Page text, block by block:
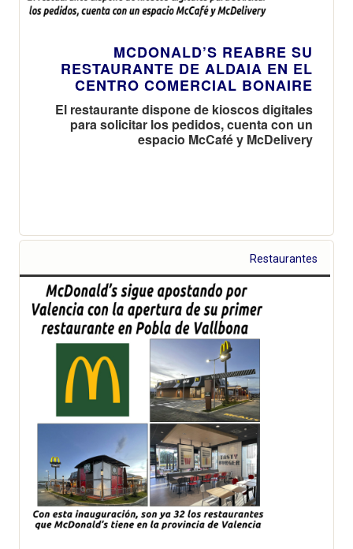
MCDONALD’S REABRE SU
RESTAURANTE DE ALDAIA EN EL
CENTRO COMERCIAL BONAIRE
El restaurante dispone de kioscos digitales
para solicitar los pedidos, cuenta con un
espacio McCafé y McDelivery
Restaurantes